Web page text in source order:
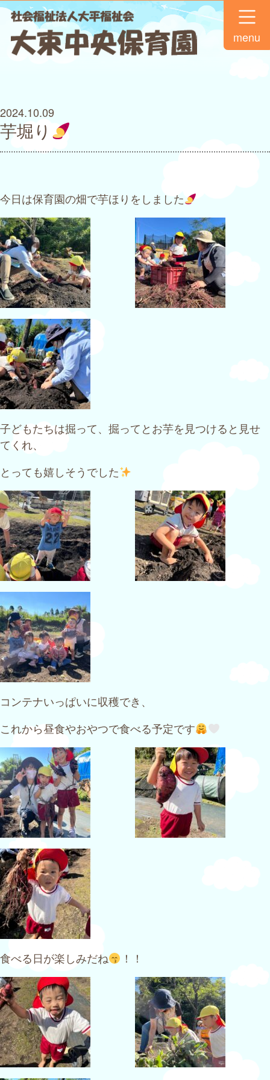
menu
芋堀り
2024.10.09
今日は保育園の畑で芋ほりをしました
子どもたちは掘って、掘ってとお芋を見つけると見せ
てくれ、
とっても嬉しそうでした
コンテナいっぱいに収穫でき、
これから昼食やおやつで食べる予定です
食べる日が楽しみだね ！！